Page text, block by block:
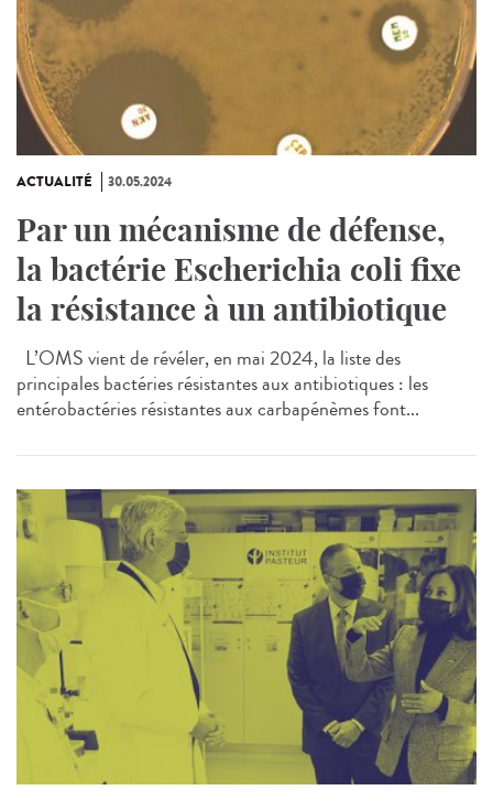
ACTUALITÉ 30.05.2024
Par un mécanisme de défense,
la bactérie Escherichia coli fixe
la résistance à un antibiotique
L’OMS vient de révéler, en mai 2024, la liste des
principales bactéries résistantes aux antibiotiques : les
entérobactéries résistantes aux carbapénèmes font...